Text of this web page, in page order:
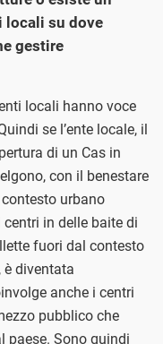
locali su dove
gestire
locali hanno voce
se l’ente locale, il
di un Cas in
con il benestare
urbano
in delle baite di
fuori dal contesto
è diventata
anche i centri
pubblico che
paese. Sono quindi